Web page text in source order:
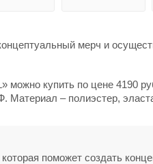
мерч и
можно купить по цене 4190
Материал – полиэстер,
поможет создать